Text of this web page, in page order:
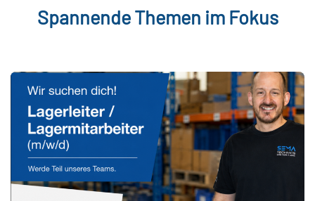
Spannende Themen im Fokus